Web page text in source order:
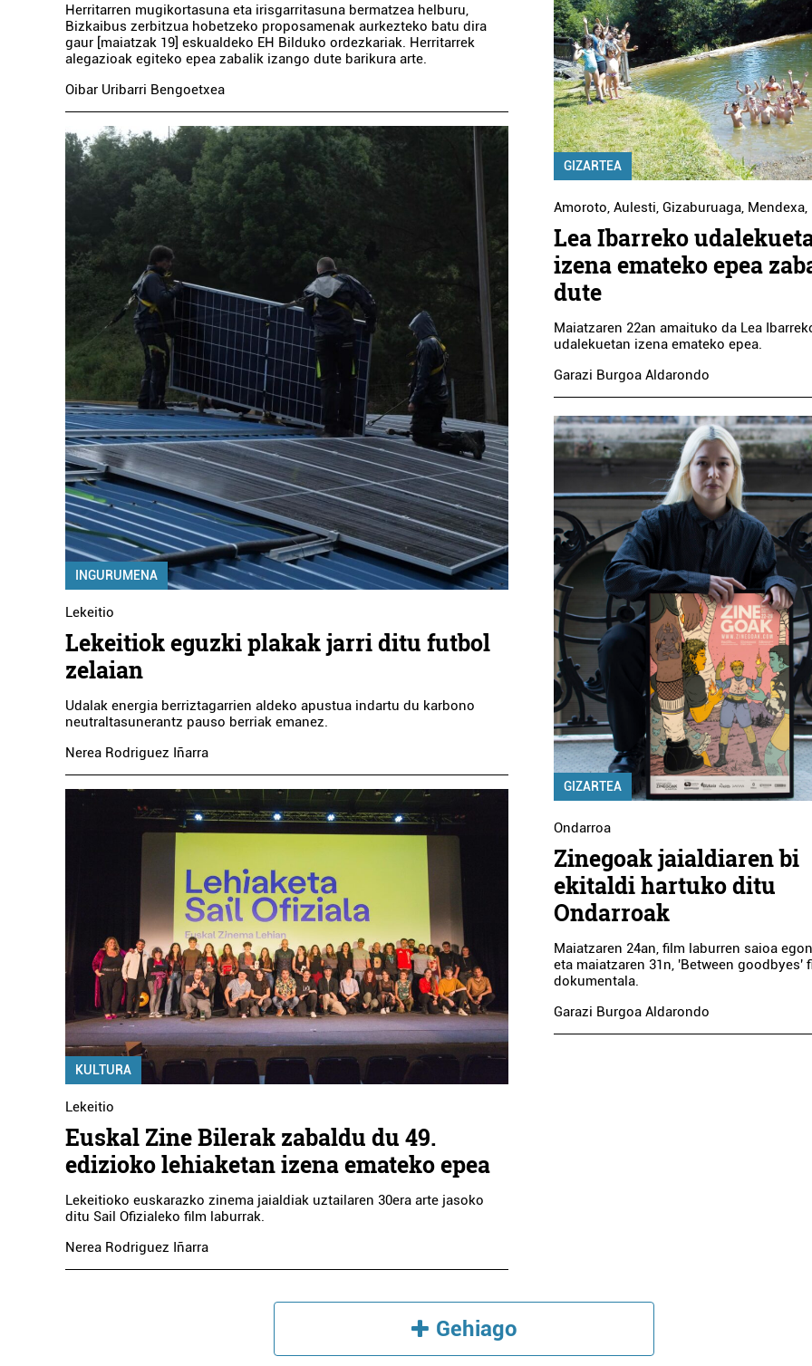
Herritarren mugikortasuna eta irisgarritasuna bermatzea helburu,
Bizkaibus zerbitzua hobetzeko proposamenak aurkezteko batu dira
gaur [maiatzak 19] eskualdeko EH Bilduko ordezkariak. Herritarrek
alegazioak egiteko epea zabalik izango dute barikura arte.
Oibar Uribarri Bengoetxea
INGURUMENA
Lekeitio
Lekeitiok eguzki plakak jarri ditu futbol
zelaian
Udalak energia berriztagarrien aldeko apustua indartu du karbono
neutraltasunerantz pauso berriak emanez.
Nerea Rodriguez Iñarra
KULTURA
Lekeitio
Euskal Zine Bilerak zabaldu du 49.
edizioko lehiaketan izena emateko epea
Lekeitioko euskarazko zinema jaialdiak uztailaren 30era arte jasoko
ditu Sail Ofizialeko film laburrak.
Nerea Rodriguez Iñarra
GIZARTEA
Amoroto,Aulesti,Gizaburuaga, Mendexa,
Lea Ibarreko
izena emateko epea
dute
Maiatzaren 22an amaituko da Lea
udalekuetan izena emateko epea.
Garazi Burgoa Aldarondo
GIZARTEA
Ondarroa
Zinegoak jaialdiaren bi
ekitaldi hartuko ditu
Ondarroak
Maiatzaren 24an, film laburren saioa
eta maiatzaren 31n, 'Between goodbyes'
dokumentala.
Garazi Burgoa Aldarondo
Gehiago